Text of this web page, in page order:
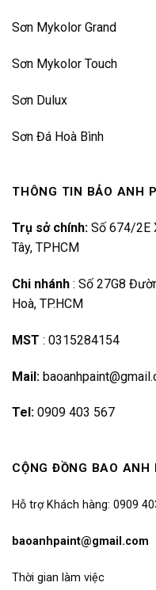
Sơn Mykolor Grand
Sơn Mykolor Touch
Sơn Dulux
Sơn Đá Hoà Bình
THÔNG TIN BẢO ANH
Trụ sở chính: Số 674/2E
Tây, TPHCM
Chi nhánh : Số 27G8
Hoà, TP.HCM
MST : 0315284154
Mail:
Tel: 0909 403 567
CỘNG ĐỒNG BAO ANH
Hỗ trợ Khách hàng: 0909
baoanhpaint@gmail.com
Thời gian làm việc